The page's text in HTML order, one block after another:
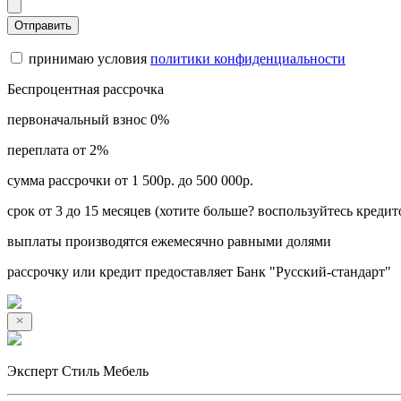
Отправить
принимаю условия политики конфиденциальности
Беспроцентная рассрочка
первоначальный взнос 0%
переплата от 2%
сумма рассрочки от 1 500р. до 500 000р.
срок от 3 до 15 месяцев (хотите больше? воспользуйтесь
выплаты производятся ежемесячно равными долями
рассрочку или кредит предоставляет Банк "Русский-стандарт"
Эксперт Стиль Мебель